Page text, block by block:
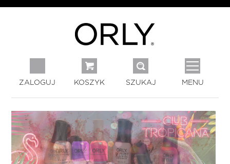
ZALOGUJ KOSZYK SZUKAJ MENU